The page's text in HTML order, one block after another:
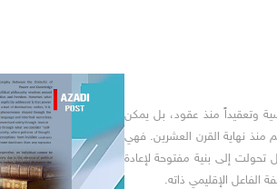
وتعقيداً منذ عقود، بل يمكن
منذ نهاية القرن العشرين. فهي
إلى بنية مفتوحة لإعادة
الفاعل الإقليمي ذاته.